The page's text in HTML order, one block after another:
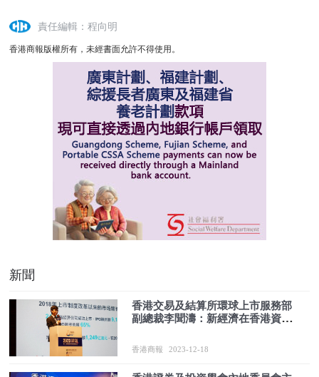
責任編輯：程向明
香港商報版權所有，未經書面允許不得使用。
新聞
香港交易及結算所環球上市服務部
副總裁李聞濤：新經濟在香港資本
香港商報 2023-12-18